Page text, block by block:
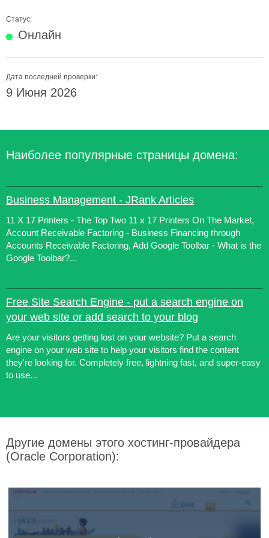
Статус:
Онлайн
Дата последней проверки:
9 Июня 2026
Наиболее популярные страницы домена:
Business Management - JRank Articles
11 X 17 Printers - The Top Two 11 x 17 Printers On The Market,
Account Receivable Factoring - Business Financing through
Accounts Receivable Factoring, Add Google Toolbar - What is the
Google Toolbar?...
Free Site Search Engine - put a search engine on
your web site or add search to your blog
Are your visitors getting lost on your website? Put a search
engine on your web site to help your visitors find the content
they're looking for. Completely free, lightning fast, and super-easy
to use...
Другие домены этого хостинг-провайдера
(Oracle Corporation):